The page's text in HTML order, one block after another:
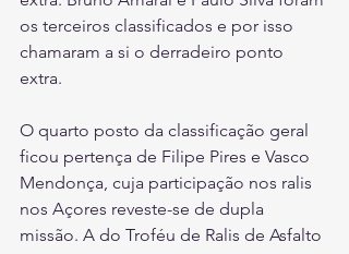
os terceiros classificados e por isso
chamaram a si o derradeiro ponto
extra.
O quarto posto da classificação geral
ficou pertença de Filipe Pires e Vasco
Mendonça, cuja participação nos ralis
nos Açores reveste-se de dupla
missão. A do Troféu de Ralis de Asfalto